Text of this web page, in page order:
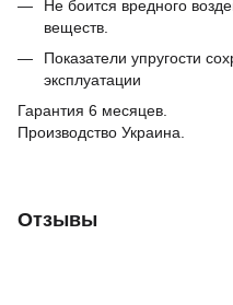
Не боится вредного
веществ.
Показатели упругости
эксплуатации
Гарантия 6 месяцев.
Производство Украина.
Отзывы